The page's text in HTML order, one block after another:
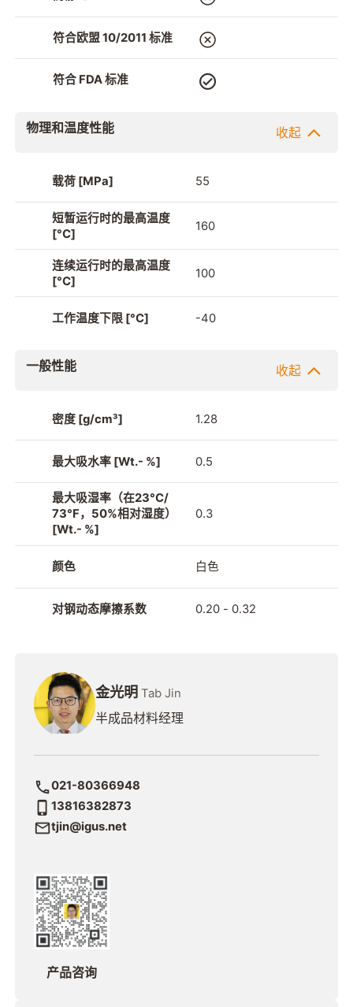
符合欧盟 10/2011 标准
符合 FDA 标准
物理和温度性能 收起
载荷 [MPa] 55
短暂运行时的最高温度
[°C]
160
连续运行时的最高温度
[°C]
100
工作温度下限 [°C] -40
一般性能 收起
密度 [g/cm³] 1.28
最大吸水率 [Wt.- %] 0.5
最大吸湿率（在23°C/
73°F，50%相对湿度）
[Wt.- %]
0.3
颜色 白色
对钢动态摩擦系数 0.20 - 0.32
金光明 Tab Jin
半成品材料经理
021-80366948
13816382873
tjin@igus.net
产品咨询